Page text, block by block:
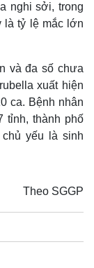
nghi sởi, trong
tỷ lệ mắc lớn
và đa số chưa
xuất hiện
ca. Bệnh nhân
tỉnh, thành phố
yếu là sinh
Theo SGGP